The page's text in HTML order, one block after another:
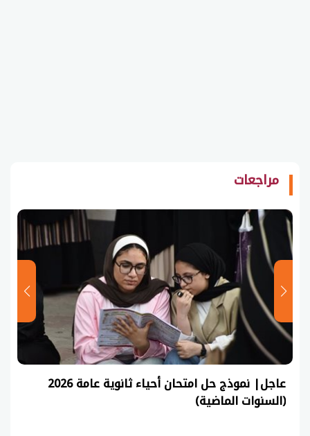
مراجعات
عاجل| نموذج حل امتحان أحياء ثانوية عامة 2026
(السنوات الماضية)